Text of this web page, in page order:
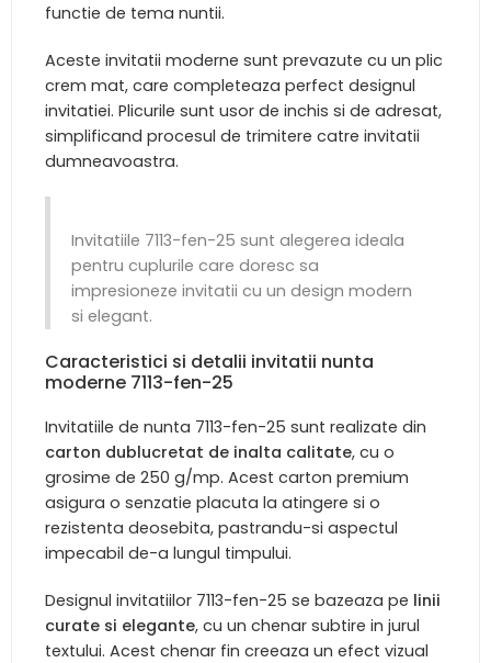
functie de tema nuntii.
Aceste invitatii moderne sunt prevazute cu un plic
crem mat, care completeaza perfect designul
invitatiei. Plicurile sunt usor de inchis si de adresat,
simplificand procesul de trimitere catre invitatii
dumneavoastra.
Invitatiile 7113-fen-25 sunt alegerea ideala
pentru cuplurile care doresc sa
impresioneze invitatii cu un design modern
si elegant.
Caracteristici si detalii invitatii nunta
moderne 7113-fen-25
Invitatiile de nunta 7113-fen-25 sunt realizate din
carton dublucretat de inalta calitate, cu o
grosime de 250 g/mp. Acest carton premium
asigura o senzatie placuta la atingere si o
rezistenta deosebita, pastrandu-si aspectul
impecabil de-a lungul timpului.
Designul invitatiilor 7113-fen-25 se bazeaza pe linii
curate si elegante, cu un chenar subtire in jurul
textului. Acest chenar fin creeaza un efect vizual